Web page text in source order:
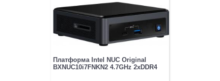
Платформа Intel NUC Original
BXNUC10i7FNKN2 4.7GHz 2xDDR4